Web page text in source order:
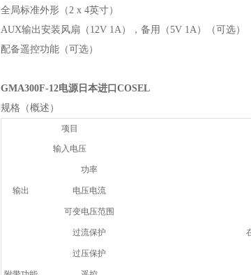
全局标准外形（2 x 4英寸）
AUX输出安装风扇（12V 1A），备用（5V 1A）（可选）
配备遥控功能（可选）
GMA300F-12电源日本进口COSEL
规格（概述）
项目
输入电压
输出
功率
电压电流
可变电压范围
过流保护
过压保护